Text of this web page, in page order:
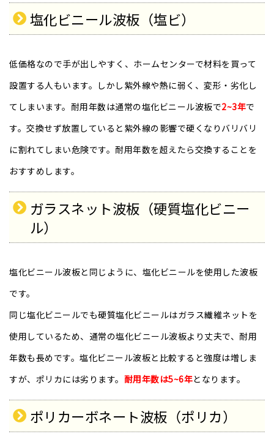
塩化ビニール波板（塩ビ）
低価格なので手が出しやすく、ホームセンターで材料を買って
設置する人もいます。しかし紫外線や熱に弱く、変形・劣化し
てしまいます。耐用年数は通常の塩化ビニール波板で2~3年で
す。交換せず放置していると紫外線の影響で硬くなりバリバリ
に割れてしまい危険です。耐用年数を超えたら交換することを
おすすめします。
ガラスネット波板（硬質塩化ビニー
ル​​）
塩化ビニール波板と同じように、塩化ビニールを使用した波板
です。
同じ塩化ビニールでも硬質塩化ビニールはガラス繊維ネットを
使用しているため、通常の塩化ビニール波板より丈夫で、耐用
年数も長めです。塩化ビニール波板と比較すると強度は増しま
すが、ポリカには劣ります。 耐用年数は5~6年となります。
ポリカーボネート波板（ポリカ）